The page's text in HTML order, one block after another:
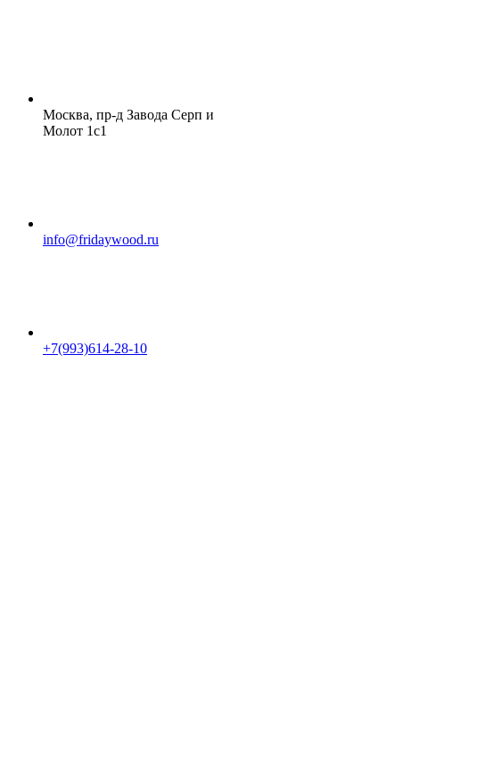
Москва, пр-д Завода Серп и
Молот 1с1
info@fridaywood.ru
+7(993)614-28-10